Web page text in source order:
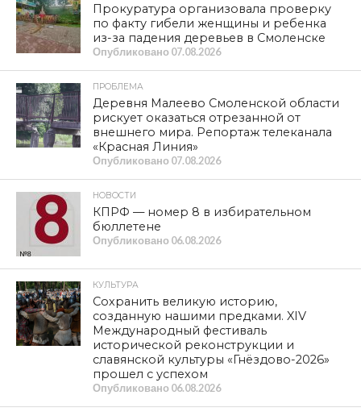
Прокуратура организовала проверку
по факту гибели женщины и ребенка
из-за падения деревьев в Смоленске
Опубликовано 07.08.2026
ПРОБЛЕМА
Деревня Малеево Смоленской области
рискует оказаться отрезанной от
внешнего мира. Репортаж телеканала
«Красная Линия»
Опубликовано 07.08.2026
НОВОСТИ
КПРФ — номер 8 в избирательном
бюллетене
Опубликовано 06.08.2026
КУЛЬТУРА
Сохранить великую историю,
созданную нашими предками. XIV
Международный фестиваль
исторической реконструкции и
славянской культуры «Гнёздово-2026»
прошел с успехом
Опубликовано 06.08.2026